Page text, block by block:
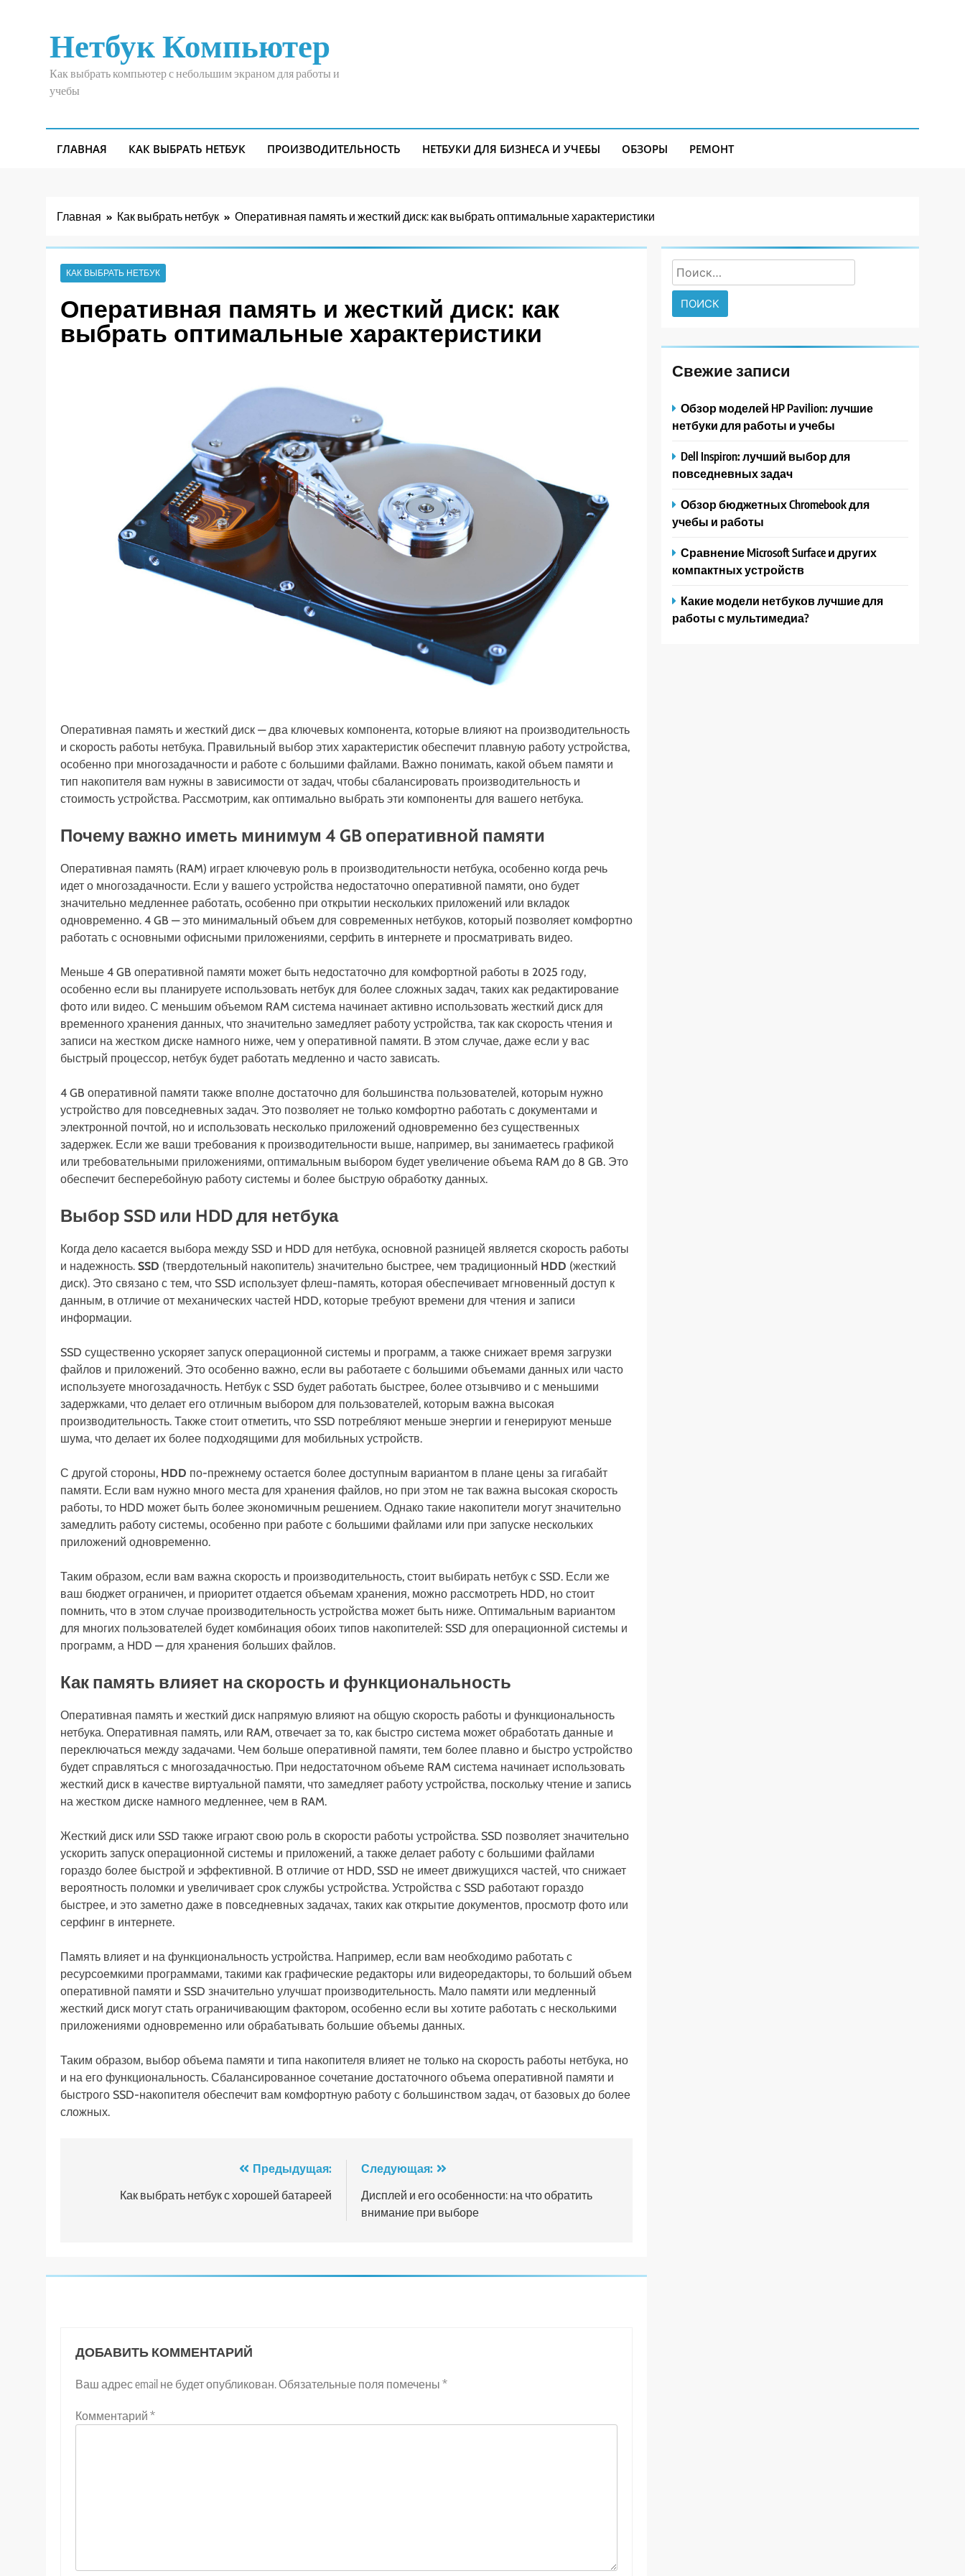
содержимомуНетбук Компьютер
Как выбрать компьютер с небольшим экраном для работы и
учебы
ГЛАВНАЯ КАК ВЫБРАТЬ НЕТБУК ПРОИЗВОДИТЕЛЬНОСТЬ НЕТБУКИ ДЛЯ БИЗНЕСА И УЧЕБЫ ОБЗОРЫ РЕМОНТ
Главная Как выбрать нетбук Оперативная память и жесткий диск: как выбрать оптимальные характеристики
КАК ВЫБРАТЬ НЕТБУК
Оперативная память и жесткий диск: как
выбрать оптимальные характеристики
Оперативная память и жесткий диск — два ключевых компонента, которые влияют на производительность
и скорость работы нетбука. Правильный выбор этих характеристик обеспечит плавную работу устройства,
особенно при многозадачности и работе с большими файлами. Важно понимать, какой объем памяти и
тип накопителя вам нужны в зависимости от задач, чтобы сбалансировать производительность и
стоимость устройства. Рассмотрим, как оптимально выбрать эти компоненты для вашего нетбука.
Почему важно иметь минимум 4 GB оперативной памяти
Оперативная память (RAM) играет ключевую роль в производительности нетбука, особенно когда речь
идет о многозадачности. Если у вашего устройства недостаточно оперативной памяти, оно будет
значительно медленнее работать, особенно при открытии нескольких приложений или вкладок
одновременно. 4 GB — это минимальный объем для современных нетбуков, который позволяет комфортно
работать с основными офисными приложениями, серфить в интернете и просматривать видео.
Меньше 4 GB оперативной памяти может быть недостаточно для комфортной работы в 2025 году,
особенно если вы планируете использовать нетбук для более сложных задач, таких как редактирование
фото или видео. С меньшим объемом RAM система начинает активно использовать жесткий диск для
временного хранения данных, что значительно замедляет работу устройства, так как скорость чтения и
записи на жестком диске намного ниже, чем у оперативной памяти. В этом случае, даже если у вас
быстрый процессор, нетбук будет работать медленно и часто зависать.
4 GB оперативной памяти также вполне достаточно для большинства пользователей, которым нужно
устройство для повседневных задач. Это позволяет не только комфортно работать с документами и
электронной почтой, но и использовать несколько приложений одновременно без существенных
задержек. Если же ваши требования к производительности выше, например, вы занимаетесь графикой
или требовательными приложениями, оптимальным выбором будет увеличение объема RAM до 8 GB. Это
обеспечит бесперебойную работу системы и более быструю обработку данных.
Выбор SSD или HDD для нетбука
Когда дело касается выбора между SSD и HDD для нетбука, основной разницей является скорость работы
и надежность. SSD (твердотельный накопитель) значительно быстрее, чем традиционный HDD (жесткий
диск). Это связано с тем, что SSD использует флеш-память, которая обеспечивает мгновенный доступ к
данным, в отличие от механических частей HDD, которые требуют времени для чтения и записи
информации.
SSD существенно ускоряет запуск операционной системы и программ, а также снижает время загрузки
файлов и приложений. Это особенно важно, если вы работаете с большими объемами данных или часто
используете многозадачность. Нетбук с SSD будет работать быстрее, более отзывчиво и с меньшими
задержками, что делает его отличным выбором для пользователей, которым важна высокая
производительность. Также стоит отметить, что SSD потребляют меньше энергии и генерируют меньше
шума, что делает их более подходящими для мобильных устройств.
С другой стороны, HDD по-прежнему остается более доступным вариантом в плане цены за гигабайт
памяти. Если вам нужно много места для хранения файлов, но при этом не так важна высокая скорость
работы, то HDD может быть более экономичным решением. Однако такие накопители могут значительно
замедлить работу системы, особенно при работе с большими файлами или при запуске нескольких
приложений одновременно.
Таким образом, если вам важна скорость и производительность, стоит выбирать нетбук с SSD. Если же
ваш бюджет ограничен, и приоритет отдается объемам хранения, можно рассмотреть HDD, но стоит
помнить, что в этом случае производительность устройства может быть ниже. Оптимальным вариантом
для многих пользователей будет комбинация обоих типов накопителей: SSD для операционной системы и
программ, а HDD — для хранения больших файлов.
Как память влияет на скорость и функциональность
Оперативная память и жесткий диск напрямую влияют на общую скорость работы и функциональность
нетбука. Оперативная память, или RAM, отвечает за то, как быстро система может обработать данные и
переключаться между задачами. Чем больше оперативной памяти, тем более плавно и быстро устройство
будет справляться с многозадачностью. При недостаточном объеме RAM система начинает использовать
жесткий диск в качестве виртуальной памяти, что замедляет работу устройства, поскольку чтение и запись
на жестком диске намного медленнее, чем в RAM.
Жесткий диск или SSD также играют свою роль в скорости работы устройства. SSD позволяет значительно
ускорить запуск операционной системы и приложений, а также делает работу с большими файлами
гораздо более быстрой и эффективной. В отличие от HDD, SSD не имеет движущихся частей, что снижает
вероятность поломки и увеличивает срок службы устройства. Устройства с SSD работают гораздо
быстрее, и это заметно даже в повседневных задачах, таких как открытие документов, просмотр фото или
серфинг в интернете.
Память влияет и на функциональность устройства. Например, если вам необходимо работать с
ресурсоемкими программами, такими как графические редакторы или видеоредакторы, то больший объем
оперативной памяти и SSD значительно улучшат производительность. Мало памяти или медленный
жесткий диск могут стать ограничивающим фактором, особенно если вы хотите работать с несколькими
приложениями одновременно или обрабатывать большие объемы данных.
Таким образом, выбор объема памяти и типа накопителя влияет не только на скорость работы нетбука, но
и на его функциональность. Сбалансированное сочетание достаточного объема оперативной памяти и
быстрого SSD-накопителя обеспечит вам комфортную работу с большинством задач, от базовых до более
сложных.
Предыдущая:
Как выбрать нетбук с хорошей батареей
Следующая:
Дисплей и его особенности: на что обратить
внимание при выборе
ДОБАВИТЬ КОММЕНТАРИЙ
Ваш адрес email не будет опубликован.Обязательные поля помечены *
Комментарий *
Найти:
Свежие записи
Обзор моделей HP Pavilion: лучшие
нетбуки для работы и учебы
Dell Inspiron: лучший выбор для
повседневных задач
Обзор бюджетных Chromebook для
учебы и работы
Сравнение Microsoft Surface и других
компактных устройств
Какие модели нетбуков лучшие для
работы с мультимедиа?